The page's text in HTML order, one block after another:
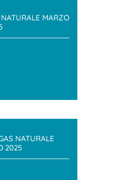
MARZO
NATURALE
2025